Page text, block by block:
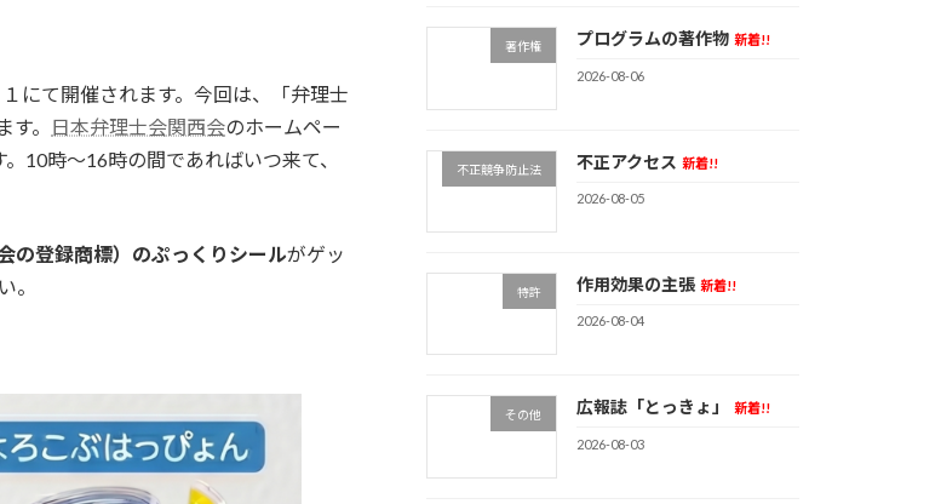
にて開催されます。今回は、「弁理士
。
日本弁理士会関西会のホームペー
10時～16時の間であればいつ来て、
の登録商標）のぷっくりシールがゲッ
。
著作権 プログラムの著作物 新着!!
2026-08-06
不正競争防止法 不正アクセス 新着!!
2026-08-05
特許 作用効果の主張 新着!!
2026-08-04
その他 広報誌「とっきょ」 新着!!
2026-08-03